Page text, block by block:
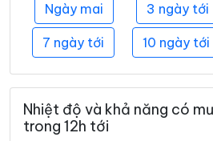
Ngày mai 3 ngày tới
7 ngày tới 10 ngày tới
Nhiệt độ và khả năng có
trong 12h tới